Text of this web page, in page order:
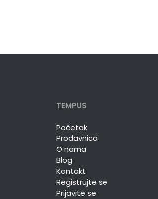
TEMPUS
Početak
Prodavnica
O nama
Blog
Kontakt
Registrujte se
Prijavite se